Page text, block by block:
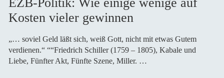
Kosten vieler gewinnen
„… soviel Geld läßt sich, weiß Gott, nicht mit etwas Gutem
verdienen.“ ““Friedrich Schiller (1759 – 1805), Kabale und
Liebe, Fünfter Akt, Fünfte Szene, Miller. …